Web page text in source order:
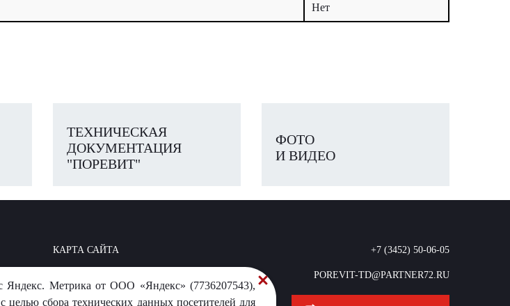
Нет
ТЕХНИЧЕСКАЯ
ДОКУМЕНТАЦИЯ
"ПОРЕВИТ"
ФОТО
И ВИДЕО
КАРТА САЙТА +7 (3452) 50-06-05
POREVIT-TD@PARTNER72.RU
Яндекс. Метрика от ООО «Яндекс» (7736207543),
целью сбора технических данных посетителей для